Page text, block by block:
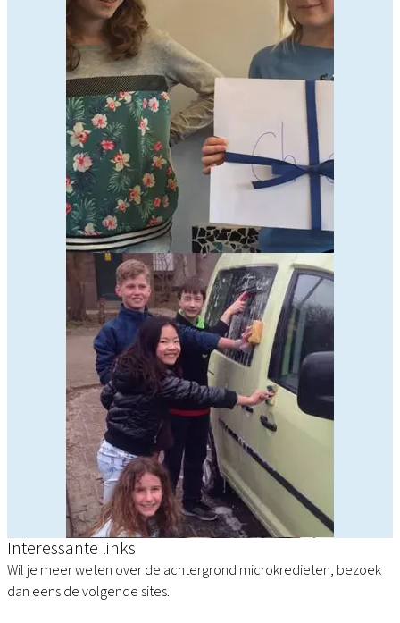
Interessante links
Wil je meer weten over de achtergrond microkredieten, bezoek
dan eens de volgende sites.